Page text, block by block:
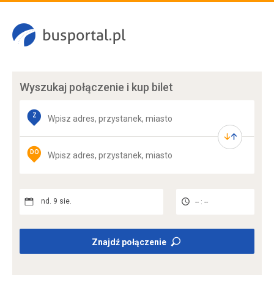
Wyszukaj połączenie i kup bilet
Z
DO
nd. 9 sie. -- : --
Znajdź połączenie